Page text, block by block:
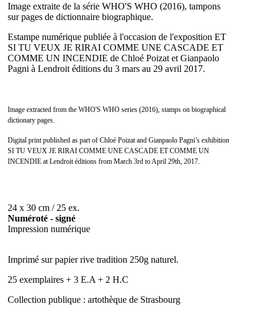
Image extraite de la série WHO'S WHO (2016), tampons
sur pages de dictionnaire biographique.
Estampe numérique publiée à l'occasion de l'exposition ET
SI TU VEUX JE RIRAI COMME UNE CASCADE ET
COMME UN INCENDIE de Chloé Poizat et Gianpaolo
Pagni à Lendroit éditions du 3 mars au 29 avril 2017.
Image extracted from the WHO'S WHO series (2016), stamps on biographical
dictionary pages.
Digital print published as part of Chloé Poizat and Gianpaolo Pagni’s exhibition
SI TU VEUX JE RIRAI COMME UNE CASCADE ET COMME UN
INCENDIE at Lendroit éditions from March 3rd to April 29th, 2017.
24 x 30 cm / 25 ex.
Numéroté - signé
Impression numérique
Imprimé sur papier rive tradition 250g naturel.
25 exemplaires + 3 E.A + 2 H.C
Collection publique : artothèque de Strasbourg